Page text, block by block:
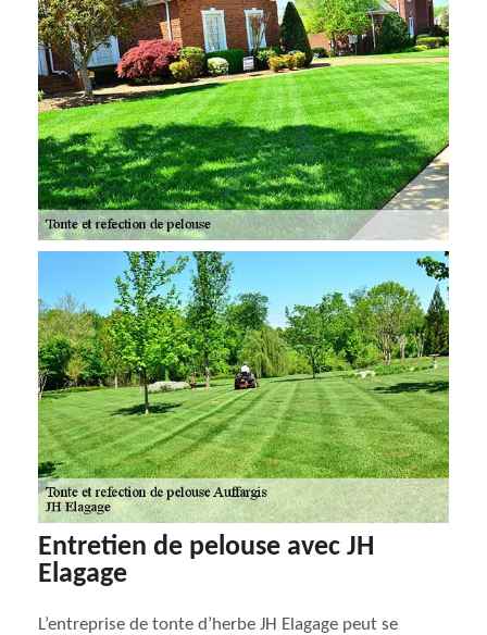
Entretien de pelouse avec JH
Elagage
L’entreprise de tonte d’herbe JH Elagage peut se